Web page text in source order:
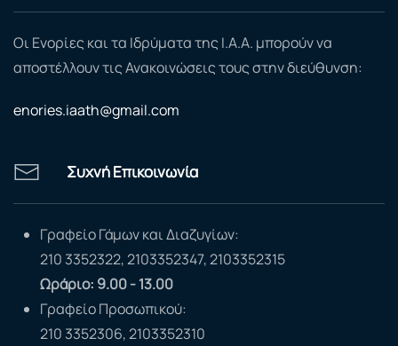
Οι Ενορίες και τα Ιδρύματα της Ι.Α.Α. μπορούν να
αποστέλλουν τις Ανακοινώσεις τους στην διεύθυνση:
enories.iaath@gmail.com
Συχνή Επικοινωνία
Γραφείο Γάμων και Διαζυγίων:
210 3352322, 2103352347, 2103352315
Ωράριο: 9.00 - 13.00
Γραφείο Προσωπικού:
210 3352306, 2103352310